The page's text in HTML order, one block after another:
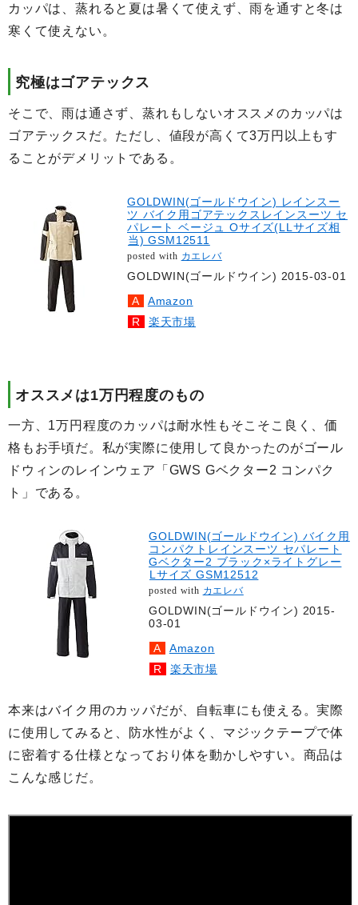
カッパは、蒸れると夏は暑くて使えず、雨を通すと冬は
寒くて使えない。
究極はゴアテックス
そこで、雨は通さず、蒸れもしないオススメのカッパは
ゴアテックスだ。ただし、値段が高くて3万円以上もす
ることがデメリットである。
GOLDWIN(ゴールドウイン) レインスー
ツ バイク用ゴアテックスレインスーツ セ
パレート ベージュ Oサイズ(LLサイズ相
当) GSM12511
posted with カエレバ
GOLDWIN(ゴールドウイン) 2015-03-01
Amazon
楽天市場
オススメは1万円程度のもの
一方、1万円程度のカッパは耐水性もそこそこ良く、価
格もお手頃だ。私が実際に使用して良かったのがゴール
ドウィンのレインウェア「GWS Gベクター2 コンパク
ト」である。
GOLDWIN(ゴールドウイン) バイク用
コンパクトレインスーツ セパレート
Gベクター2 ブラック×ライトグレー
Lサイズ GSM12512
posted with カエレバ
GOLDWIN(ゴールドウイン) 2015-
03-01
Amazon
楽天市場
本来はバイク用のカッパだが、自転車にも使える。実際
に使用してみると、防水性がよく、マジックテープで体
に密着する仕様となっており体を動かしやすい。商品は
こんな感じだ。